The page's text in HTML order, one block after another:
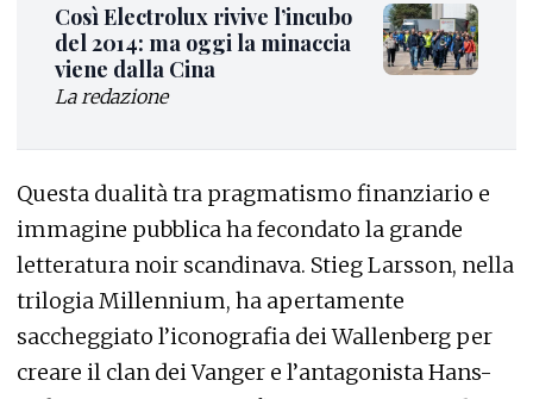
Così Electrolux rivive l’incubo
del 2014: ma oggi la minaccia
viene dalla Cina
La redazione
Questa dualità tra pragmatismo finanziario e
immagine pubblica ha fecondato la grande
letteratura noir scandinava. Stieg Larsson, nella
trilogia Millennium, ha apertamente
saccheggiato l’iconografia dei Wallenberg per
creare il clan dei Vanger e l’antagonista Hans-